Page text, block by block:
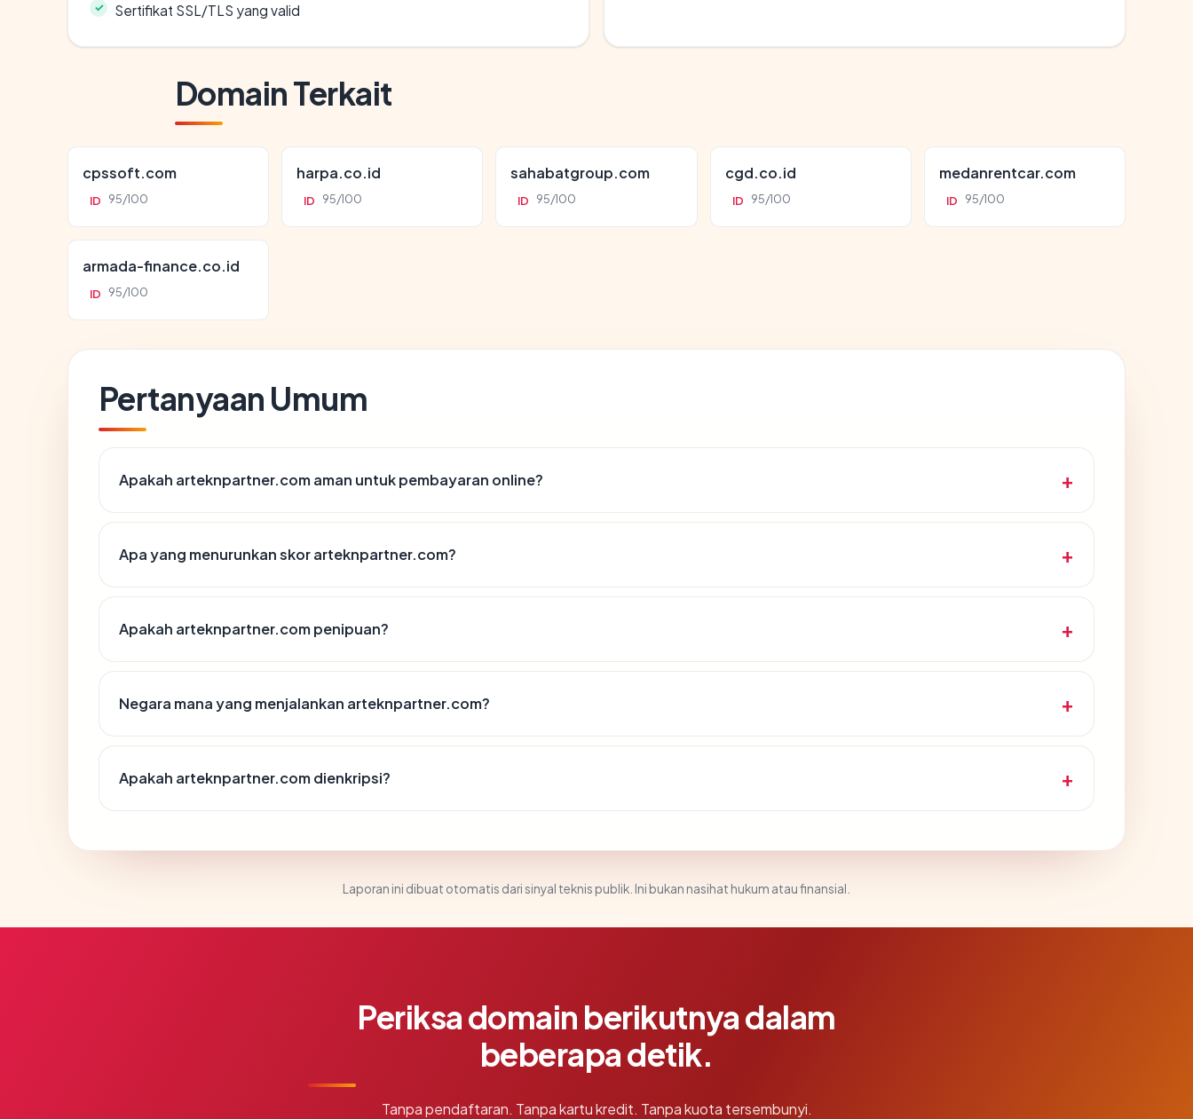
Sertifikat SSL/TLS yang valid
Domain Terkait
cpssoft.com
ID 95/100
harpa.co.id
ID 95/100
sahabatgroup.com
ID 95/100
cgd.co.id
ID 95/100
medanrentcar.com
ID 95/100
armada-finance.co.id
ID 95/100
Pertanyaan Umum
Apakah arteknpartner.com aman untuk pembayaran online?
Apa yang menurunkan skor arteknpartner.com?
Apakah arteknpartner.com penipuan?
Negara mana yang menjalankan arteknpartner.com?
Apakah arteknpartner.com dienkripsi?
Laporan ini dibuat otomatis dari sinyal teknis publik. Ini bukan nasihat hukum atau finansial.
Periksa domain berikutnya dalam
beberapa detik.
Tanpa pendaftaran. Tanpa kartu kredit. Tanpa kuota tersembunyi.